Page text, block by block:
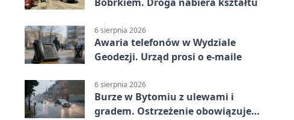
6 sierpnia 2026
Awaria telefonów w Wydziale
Geodezji. Urząd prosi o e-maile
6 sierpnia 2026
Burze w Bytomiu z ulewami i
gradem. Ostrzeżenie obowiązuje